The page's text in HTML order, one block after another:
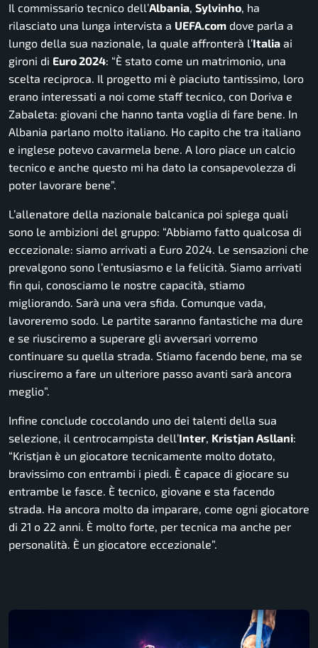
Il commissario tecnico dell’Albania, Sylvinho, ha
rilasciato una lunga intervista a UEFA.com dove parla a
lungo della sua nazionale, la quale affronterà l’Italia ai
gironi di Euro 2024: “È stato come un matrimonio, una
scelta reciproca. Il progetto mi è piaciuto tantissimo, loro
erano interessati a noi come staff tecnico, con Doriva e
Zabaleta: giovani che hanno tanta voglia di fare bene. In
Albania parlano molto italiano. Ho capito che tra italiano
e inglese potevo cavarmela bene. A loro piace un calcio
tecnico e anche questo mi ha dato la consapevolezza di
poter lavorare bene”.
L’allenatore della nazionale balcanica poi spiega quali
sono le ambizioni del gruppo: “Abbiamo fatto qualcosa di
eccezionale: siamo arrivati a Euro 2024. Le sensazioni che
prevalgono sono l’entusiasmo e la felicità. Siamo arrivati
fin qui, conosciamo le nostre capacità, stiamo
migliorando. Sarà una vera sfida. Comunque vada,
lavoreremo sodo. Le partite saranno fantastiche ma dure
e se riusciremo a superare gli avversari vorremo
continuare su quella strada. Stiamo facendo bene, ma se
riusciremo a fare un ulteriore passo avanti sarà ancora
meglio”.
Infine conclude coccolando uno dei talenti della sua
selezione, il centrocampista dell’Inter, Kristjan Asllani:
“Kristjan è un giocatore tecnicamente molto dotato,
bravissimo con entrambi i piedi. È capace di giocare su
entrambe le fasce. È tecnico, giovane e sta facendo
strada. Ha ancora molto da imparare, come ogni giocatore
di 21 o 22 anni. È molto forte, per tecnica ma anche per
personalità. È un giocatore eccezionale”.